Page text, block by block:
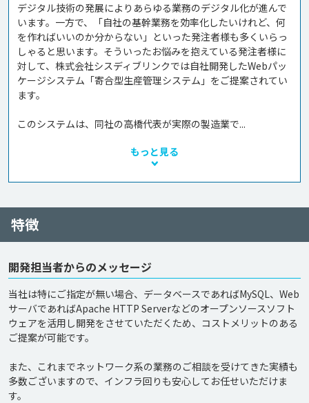
デジタル技術の発展によりあらゆる業務のデジタル化が進んで
います。一方で、「自社の基幹業務を効率化したいけれど、何
を作ればいいのか分からない」といった発注者様も多くいらっ
しゃると思います。そういったお悩みを抱えている発注者様に
対して、株式会社シスディブリンクでは自社開発したWebパッ
ケージシステム「寄合型生産管理システム」をご提案されてい
ます。
このシステムは、同社の高橋代表が実際の製造業で...
もっと見る
特徴
開発担当者からのメッセージ
当社は特にご指定が無い場合、データベースであればMySQL、Web
サーバであればApache HTTP Serverなどのオープンソースソフト
ウェアを活用し開発をさせていただくため、コストメリットのある
ご提案が可能です。
また、これまでネットワーク系の業務のご相談を受けてきた実績も
多数ございますので、インフラ回りも安心してお任せいただけま
す。